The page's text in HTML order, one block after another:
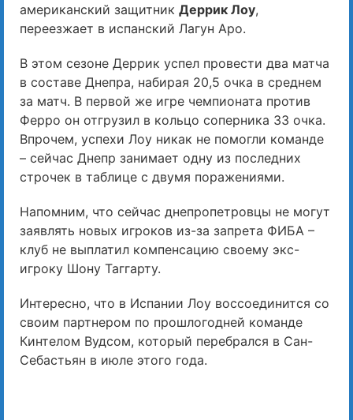
американский защитник Деррик Лоу,
переезжает в испанский Лагун Аро.
В этом сезоне Деррик успел провести два матча
в составе Днепра, набирая 20,5 очка в среднем
за матч. В первой же игре чемпионата против
Ферро он отгрузил в кольцо соперника 33 очка.
Впрочем, успехи Лоу никак не помогли команде
– сейчас Днепр занимает одну из последних
строчек в таблице с двумя поражениями.
Напомним, что сейчас днепропетровцы не могут
заявлять новых игроков из-за запрета ФИБА –
клуб не выплатил компенсацию своему экс-
игроку Шону Таггарту.
Интересно, что в Испании Лоу воссоединится со
своим партнером по прошлогодней команде
Кинтелом Вудсом, который перебрался в Сан-
Себастьян в июле этого года.